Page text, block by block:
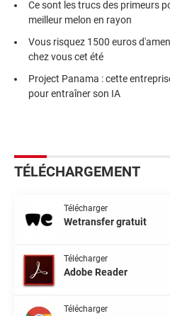
Ce sont les trucs des primeurs
meilleur melon en rayon
Vous risquez 1500 euros
chez vous cet été
Project Panama : cette
pour entraîner son IA
TÉLÉCHARGEMENT
Télécharger
Wetransfer gratuit
Télécharger
Adobe Reader
Télécharger